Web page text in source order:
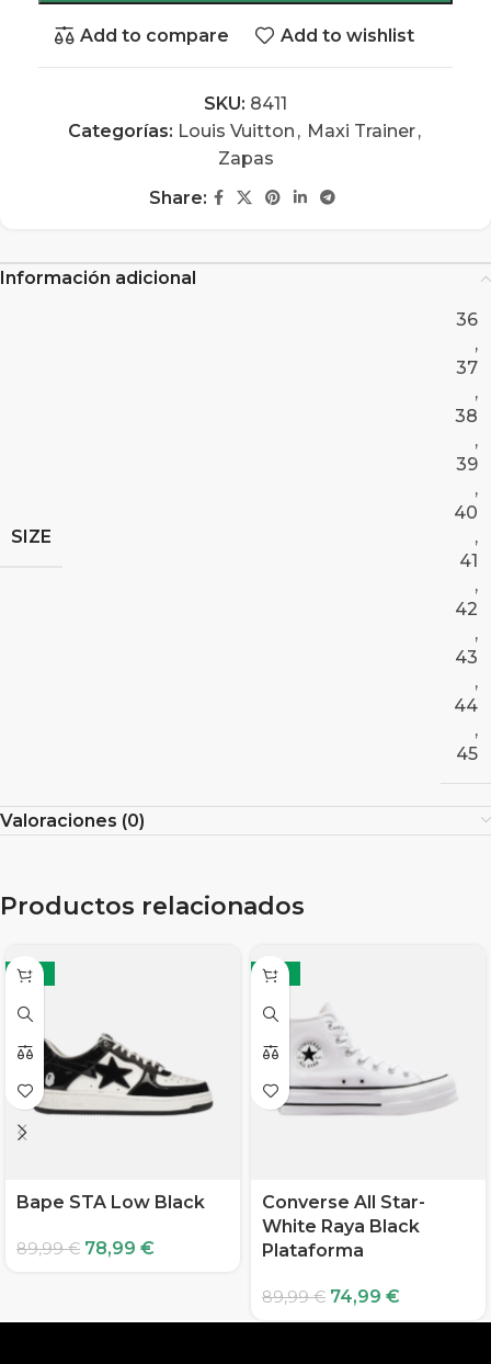
Add to compare Add to wishlist
SKU: 8411
Categorías: Louis Vuitton , Maxi Trainer,
Zapas
Share:
Información adicional
SIZE
36
,
37
,
38
,
39
,
40
,
41
,
42
,
43
,
44
,
45
Valoraciones (0)
Productos relacionados
-12%
Bape STA Low Black
89,99€ 78,99 €
-17%
Converse All Star-
White Raya Black
Plataforma
89,99€ 74,99 €